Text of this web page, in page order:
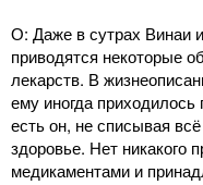
О: Даже в сутрах Винаи
приводятся некоторые
лекарств. В
ему иногда
есть он, не списывая
здоровье. Нет никакого
медикаментами и